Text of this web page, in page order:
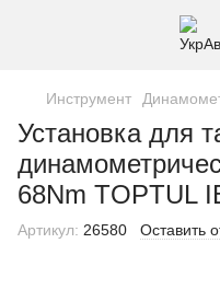
Инструмент
Установка для
68Nm TOPTUL
Артикул: 26580 Оставить